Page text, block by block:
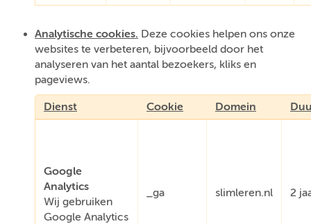
Analytische cookies. Deze cookies helpen ons onze
websites te verbeteren, bijvoorbeeld door het
analyseren van het aantal bezoekers, kliks en
pageviews.
Dienst Cookie Domein
Google
Analytics
Wij gebruiken
Google Analytics
_ga slimleren.nl 2